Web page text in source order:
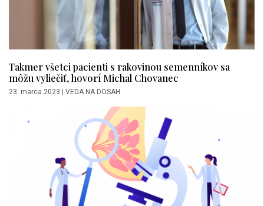
Takmer všetci pacienti s rakovinou semenníkov sa
môžu vyliečiť, hovorí Michal Chovanec
23. marca 2023 | VEDA NA DOSAH